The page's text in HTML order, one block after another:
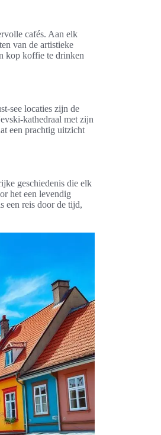
cafés. Aan elk
van de artistieke
kop koffie te drinken
see locaties zijn de
kathedraal met zijn
een prachtig uitzicht
geschiedenis die elk
het een levendig
een reis door de tijd,